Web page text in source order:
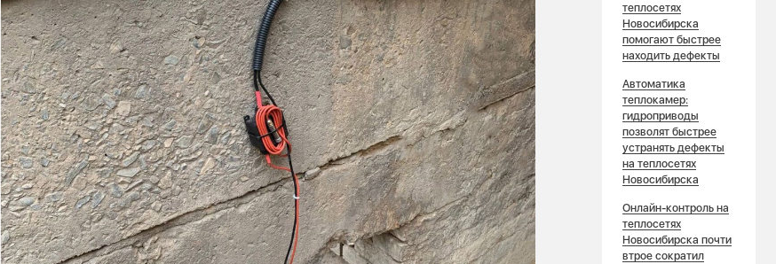
теплосетях
Новосибирска
помогают быстрее
находить дефекты
Автоматика
теплокамер:
гидроприводы
позволят быстрее
устранять дефекты
на теплосетях
Новосибирска
Онлайн-контроль на
теплосетях
Новосибирска почти
втрое сократил